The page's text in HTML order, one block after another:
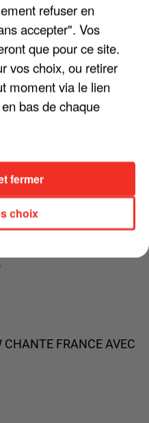
LE TRAC"
DES PARENTS
CHANTE FRANCE AVEC
refuser en
accepter". Vos
que pour ce site.
vos choix, ou retirer
moment via le lien
bas de chaque
choix
fermer